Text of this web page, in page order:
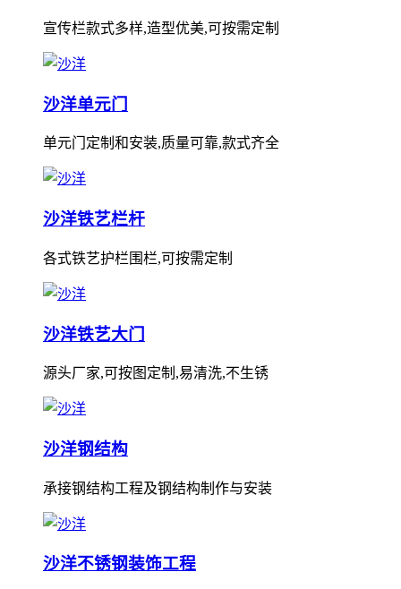
宣传栏款式多样,造型优美,可按需定制
沙洋单元门
单元门定制和安装,质量可靠,款式齐全
沙洋铁艺栏杆
各式铁艺护栏围栏,可按需定制
沙洋铁艺大门
源头厂家,可按图定制,易清洗,不生锈
沙洋钢结构
承接钢结构工程及钢结构制作与安装
沙洋不锈钢装饰工程